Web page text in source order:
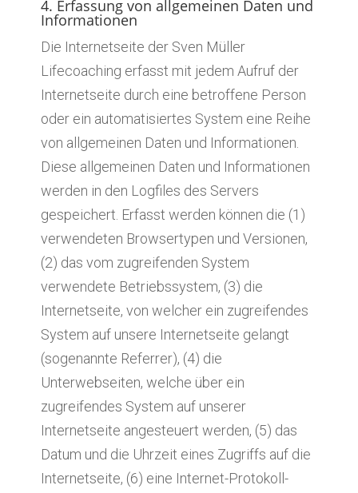
4. Erfassung von allgemeinen Daten und
Informationen
Die Internetseite der Sven Müller
Lifecoaching erfasst mit jedem Aufruf der
Internetseite durch eine betroffene Person
oder ein automatisiertes System eine Reihe
von allgemeinen Daten und Informationen.
Diese allgemeinen Daten und Informationen
werden in den Logfiles des Servers
gespeichert. Erfasst werden können die (1)
verwendeten Browsertypen und Versionen,
(2) das vom zugreifenden System
verwendete Betriebssystem, (3) die
Internetseite, von welcher ein zugreifendes
System auf unsere Internetseite gelangt
(sogenannte Referrer), (4) die
Unterwebseiten, welche über ein
zugreifendes System auf unserer
Internetseite angesteuert werden, (5) das
Datum und die Uhrzeit eines Zugriffs auf die
Internetseite, (6) eine Internet-Protokoll-